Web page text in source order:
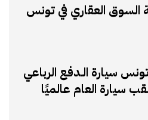
العقاري في تونس
سيارة الـدفع الرباعي